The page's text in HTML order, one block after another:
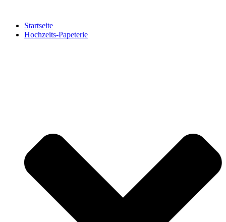
springenStartseite
Hochzeits-Papeterie